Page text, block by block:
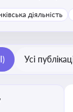
діяльність
Усі